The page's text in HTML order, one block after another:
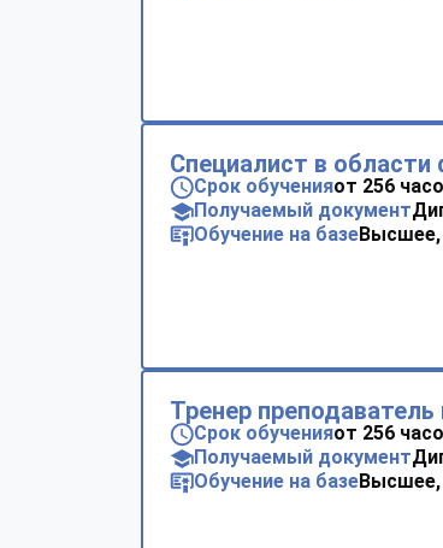
Специалист в области
Срок обученияот 256
Получаемый документ
Обучение на базеВысшее,
Тренер
Срок обученияот 256
Получаемый документ
Обучение на базеВысшее,